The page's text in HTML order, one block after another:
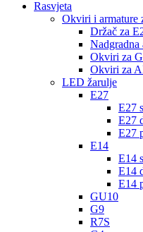
Rasvjeta
Okviri i armature
Držač za
Nadgradna
Okviri za
Okviri za
LED žarulje
E27
E27
E27
E27
E14
E14
E14
E14
GU10
G9
R7S